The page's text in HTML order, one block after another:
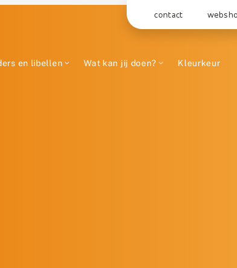
contact
en libellen Wat kan jij doen? Kleurkeur